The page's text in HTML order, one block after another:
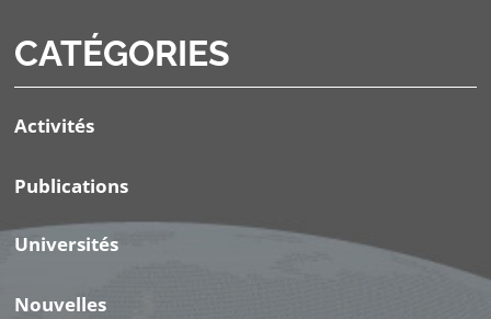
CATÉGORIES
Activités
Publications
Universités
Nouvelles